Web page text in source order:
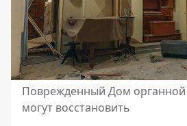
Поврежденный Дом
могут восстановить